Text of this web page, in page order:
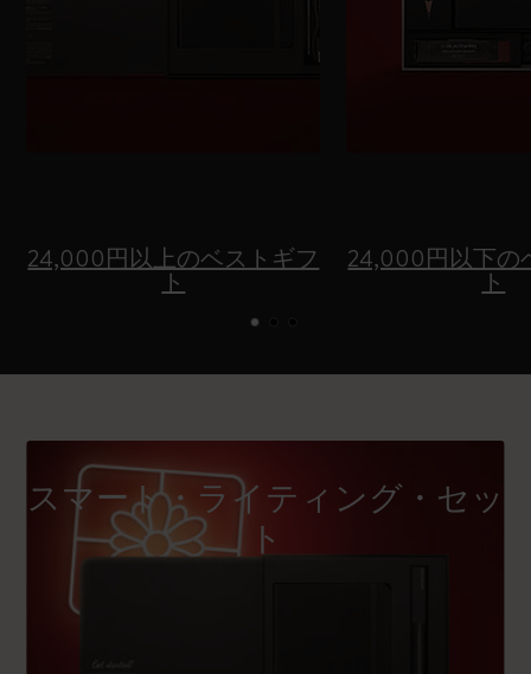
24,000円以上のベストギフ
ト
24,000円以下の
ト
スマート・ライティング・セッ
ト